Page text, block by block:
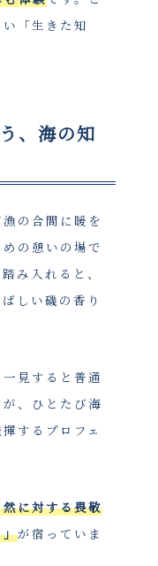
「生きた知
、海の知
の合間に暖を
の憩いの場で
み入れると、
しい磯の香り
見すると普通
、ひとたび海
するプロフェ
然に対する畏敬
」が宿っていま